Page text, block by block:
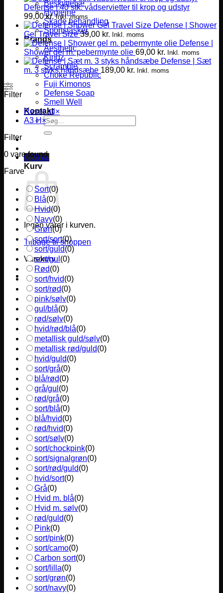
Beskyttelse
Hygiejne
Skade behandling
Sportstasker
Brands
Aesthetic
Kingz
Scramble
Choke Republic
Fuji Kimonos
Defense Soap
Smell Well
Kontakt
Søg
efter:
0,00 kr.
Kurv
Ingen varer i kurven.
Tilbage til shoppen
Varekurv
Defense | 40 stk. vådservietter til krop og udstyr
99,00kr. Inkl. moms
Defense | Shower
Gel Travel Size 39,00 kr. Inkl. moms
Defense |
Shower gel m. pebermynte olie 69,00 kr. Inkl. moms
Defense | Sæt
m. 3 styks håndsæbe 189,00 kr. Inkl. moms
Filter
Reset all ×
A3 H ×
Filter
0 vare found
Farve
Sort(0)
Blå(0)
Hvid(0)
Navy(0)
Grøn(0)
sort/sort(0)
sort/guld(0)
sort/gul (0)
Rød(0)
sort/hvid(0)
sort/rød(0)
pink/sølv(0)
gul/blå(0)
rød/sølv(0)
hvid/rød/blå(0)
metallisk guld/sølv(0)
metallisk rød/guld(0)
hvid/guld(0)
sort/grå(0)
blå/rød(0)
grå/gul (0)
rød/grå(0)
sort/blå(0)
blå/hvid(0)
rød/hvid(0)
sort/sølv(0)
sort/chockpink(0)
sort/signalgrøn(0)
sort/rød/guld(0)
hvid/sort(0)
Grå(0)
Hvid m. blå(0)
Hvid m. sølv(0)
rød/guld(0)
Pink(0)
sort/pink(0)
sort/camo(0)
Carbon sort(0)
sort/lilla(0)
sort/grøn(0)
sort/navy(0)